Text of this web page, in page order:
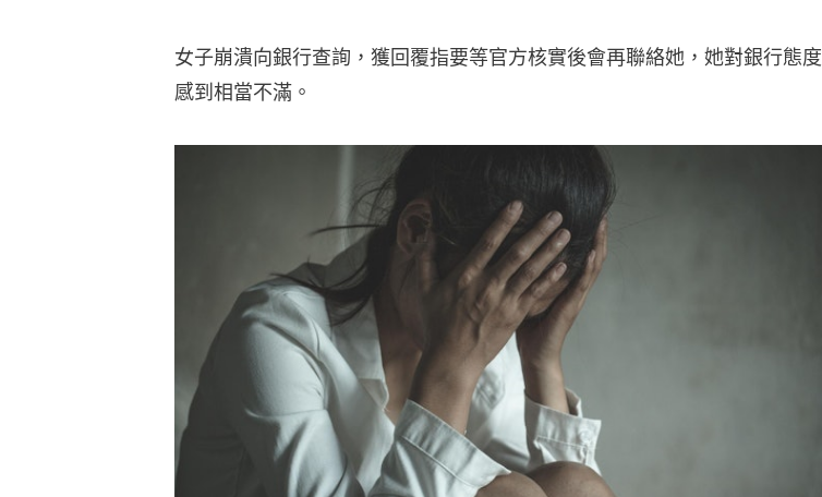
女子崩潰向銀行查詢，獲回覆指要等官方核實後會再聯絡她，她對銀行態度
感到相當不滿。